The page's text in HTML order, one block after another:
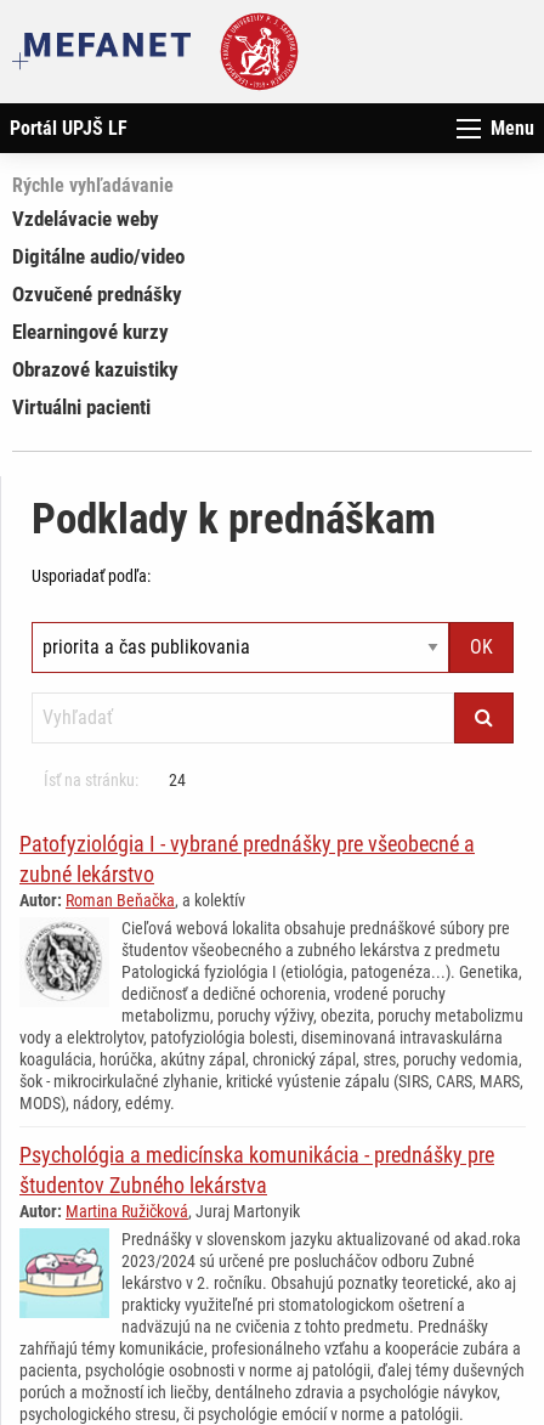
Portál UPJŠ LF Menu
Rýchle vyhľadávanie
Vzdelávacie weby
Digitálne audio/video
Ozvučené prednášky
Elearningové kurzy
Obrazové kazuistiky
Virtuálni pacienti
Podklady k prednáškam
Usporiadať podľa:
Ísť na stránku: 24
Patofyziológia I - vybrané prednášky pre všeobecné a
zubné lekárstvo
Autor: Roman Beňačka, a kolektív
Cieľová webová lokalita obsahuje prednáškové súbory pre
študentov všeobecného a zubného lekárstva z predmetu
Patologická fyziológia I (etiológia, patogenéza...). Genetika,
dedičnosť a dedičné ochorenia, vrodené poruchy
metabolizmu, poruchy výživy, obezita, poruchy metabolizmu
vody a elektrolytov, patofyziológia bolesti, diseminovaná intravaskulárna
koagulácia, horúčka, akútny zápal, chronický zápal, stres, poruchy vedomia,
šok - mikrocirkulačné zlyhanie, kritické vyústenie zápalu (SIRS, CARS, MARS,
MODS), nádory, edémy.
Psychológia a medicínska komunikácia - prednášky pre
študentov Zubného lekárstva
Autor: Martina Ružičková, Juraj Martonyik
Prednášky v slovenskom jazyku aktualizované od akad.roka
2023/2024 sú určené pre poslucháčov odboru Zubné
lekárstvo v 2. ročníku. Obsahujú poznatky teoretické, ako aj
prakticky využiteľné pri stomatologickom ošetrení a
nadväzujú na ne cvičenia z tohto predmetu. Prednášky
zahŕňajú témy komunikácie, profesionálneho vzťahu a kooperácie zubára a
pacienta, psychológie osobnosti v norme aj patológii, ďalej témy duševných
porúch a možností ich liečby, dentálneho zdravia a psychológie návykov,
psychologického stresu, či psychológie emócií v norme a patológii.